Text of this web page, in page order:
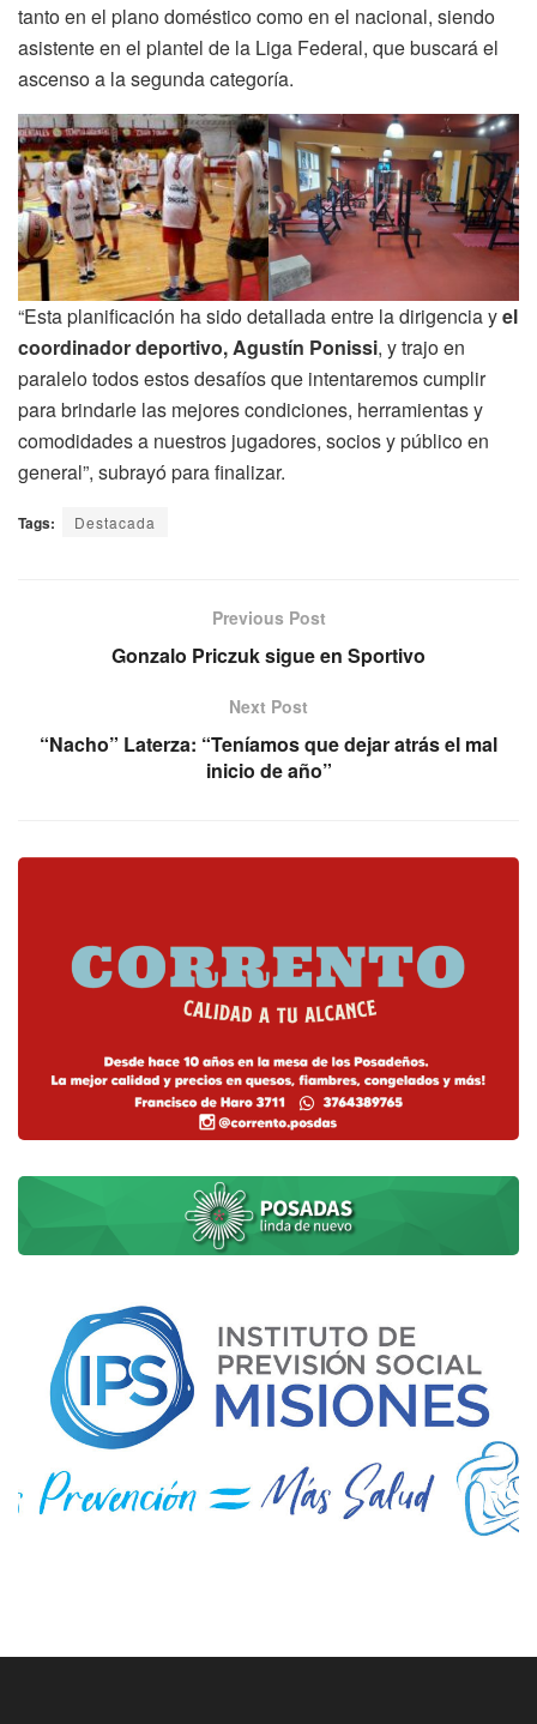
tanto en el plano doméstico como en el nacional, siendo
asistente en el plantel de la Liga Federal, que buscará el
ascenso a la segunda categoría.
“Esta planificación ha sido detallada entre la dirigencia yel
coordinador deportivo, Agustín Ponissi, y trajo en
paralelo todos estos desafíos que intentaremos cumplir
para brindarle las mejores condiciones, herramientas y
comodidades a nuestros jugadores, socios y público en
general”, subrayó para finalizar.
Tags: Destacada
Previous Post
Gonzalo Priczuk sigue en Sportivo
Next Post
“Nacho” Laterza: “Teníamos que dejar atrás el mal
inicio de año”